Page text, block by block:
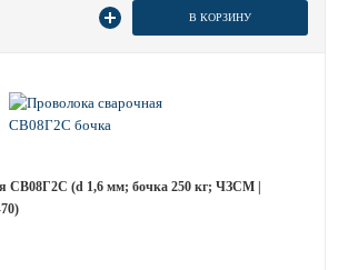
В КОРЗИНУ
СВ08Г2С (d 1,6 мм; бочка 250 кг; ЧЗСМ |